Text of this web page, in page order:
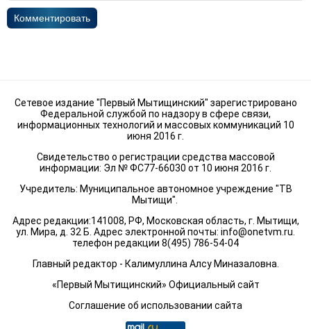
Комментировать
Сетевое издание "Первый Мытищинский" зарегистрировано
Федеральной службой по надзору в сфере связи,
информационных технологий и массовых коммуникаций 10
июня 2016 г.
Свидетельство о регистрации средства массовой
информации: Эл № ФС77-66030 от 10 июня 2016 г.
Учредитель: Муниципальное автономное учреждение "ТВ
Мытищи".
Адрес редакции:141008, РФ, Московская область, г. Мытищи,
ул. Мира, д. 32 Б. Адрес электронной почты: info@onetvm.ru.
телефон редакции 8(495) 786-54-04
Главный редактор - Калимуллина Алсу Миназаловна.
«Первый Мытищинский» Официальный сайт
Соглашение об использовании сайта